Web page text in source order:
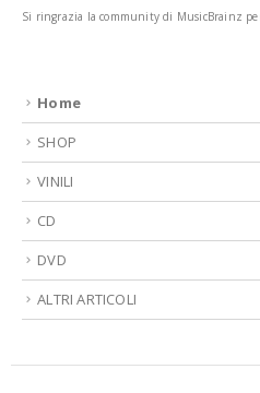
Si ringrazia la community di MusicBrainz
Home
SHOP
VINILI
CD
DVD
ALTRI ARTICOLI